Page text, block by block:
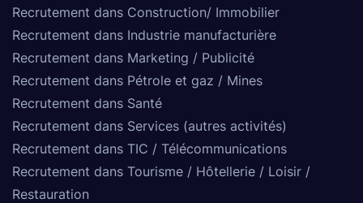
Recrutement dans Construction/ Immobilier
Recrutement dans Industrie manufacturière
Recrutement dans Marketing / Publicité
Recrutement dans Pétrole et gaz / Mines
Recrutement dans Santé
Recrutement dans Services (autres activités)
Recrutement dans TIC / Télécommunications
Recrutement dans Tourisme / Hôtellerie / Loisir /
Restauration